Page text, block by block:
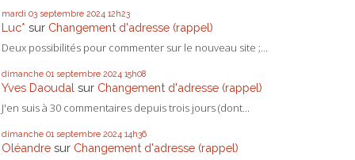
mardi 03 septembre 2024 12h23
Luc* sur Changement d'adresse (rappel)
Deux possibilités pour commenter sur le nouveau site ;...
dimanche 01 septembre 2024 15h08
Yves Daoudal sur Changement d'adresse (rappel)
J'en suis à 30 commentaires depuis trois jours (dont...
dimanche 01 septembre 2024 14h36
Oléandre sur Changement d'adresse (rappel)